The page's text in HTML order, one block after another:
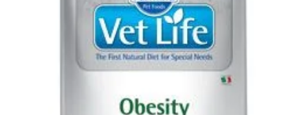
E-shop Veterix
(Po–Pá, 8–15h)